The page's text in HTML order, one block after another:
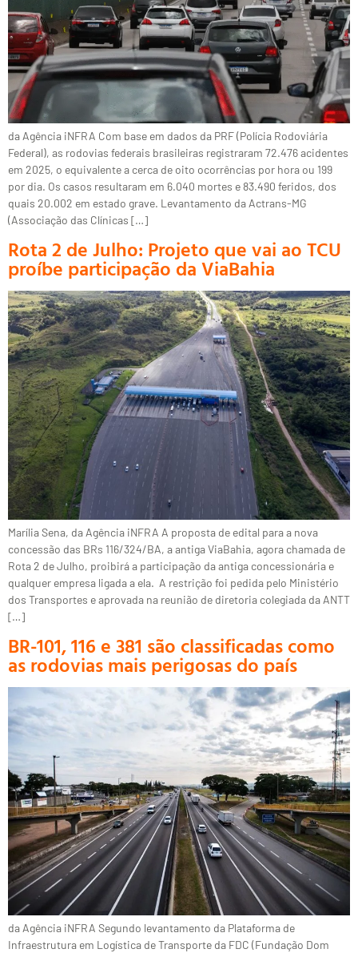
da Agência iNFRA Com base em dados da PRF (Polícia Rodoviária
Federal), as rodovias federais brasileiras registraram 72.476 acidentes
em 2025, o equivalente a cerca de oito ocorrências por hora ou 199
por dia. Os casos resultaram em 6.040 mortes e 83.490 feridos, dos
quais 20.002 em estado grave. Levantamento da Actrans-MG
(Associação das Clínicas […]
Rota 2 de Julho: Projeto que vai ao TCU
proíbe participação da ViaBahia
Marília Sena, da Agência iNFRA A proposta de edital para a nova
concessão das BRs 116/324/BA, a antiga ViaBahia, agora chamada de
Rota 2 de Julho, proibirá a participação da antiga concessionária e
qualquer empresa ligada a ela. A restrição foi pedida pelo Ministério
dos Transportes e aprovada na reunião de diretoria colegiada da ANTT
[…]
BR-101, 116 e 381 são classificadas como
as rodovias mais perigosas do país
da Agência iNFRA Segundo levantamento da Plataforma de
Infraestrutura em Logística de Transporte da FDC (Fundação Dom